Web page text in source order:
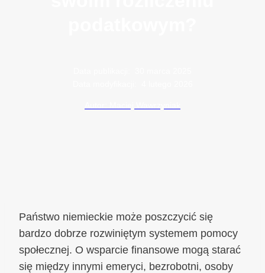
Państwo niemieckie może poszczycić się
bardzo dobrze rozwiniętym systemem pomocy
społecznej. O wsparcie finansowe mogą starać
się między innymi emeryci, bezrobotni, osoby